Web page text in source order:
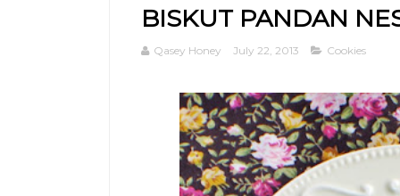
BISKUT PANDAN
Qasey Honey July 22, 2013 Cookies